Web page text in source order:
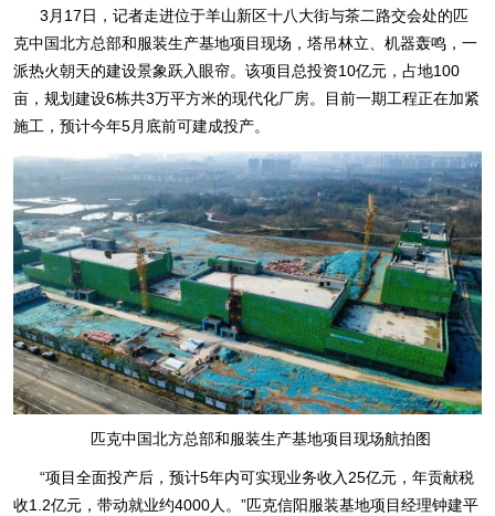
3月17日，记者走进位于羊山新区十八大街与茶二路交会处的匹
克中国北方总部和服装生产基地项目现场，塔吊林立、机器轰鸣，一
派热火朝天的建设景象跃入眼帘。该项目总投资10亿元，占地100
亩，规划建设6栋共3万平方米的现代化厂房。目前一期工程正在加紧
施工，预计今年5月底前可建成投产。
匹克中国北方总部和服装生产基地项目现场航拍图
“项目全面投产后，预计5年内可实现业务收入25亿元，年贡献税
收1.2亿元，带动就业约4000人。”匹克信阳服装基地项目经理钟建平